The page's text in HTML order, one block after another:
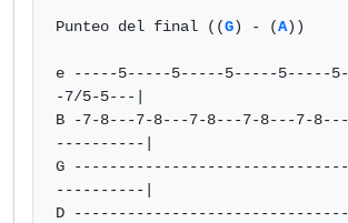
Punteo del final ((G) - (A))
e -----5-----5-----5-----5-----
-7/5-5---|
B -7-8---7-8---7-8---7-8---7-
----------|
G
----------|
D